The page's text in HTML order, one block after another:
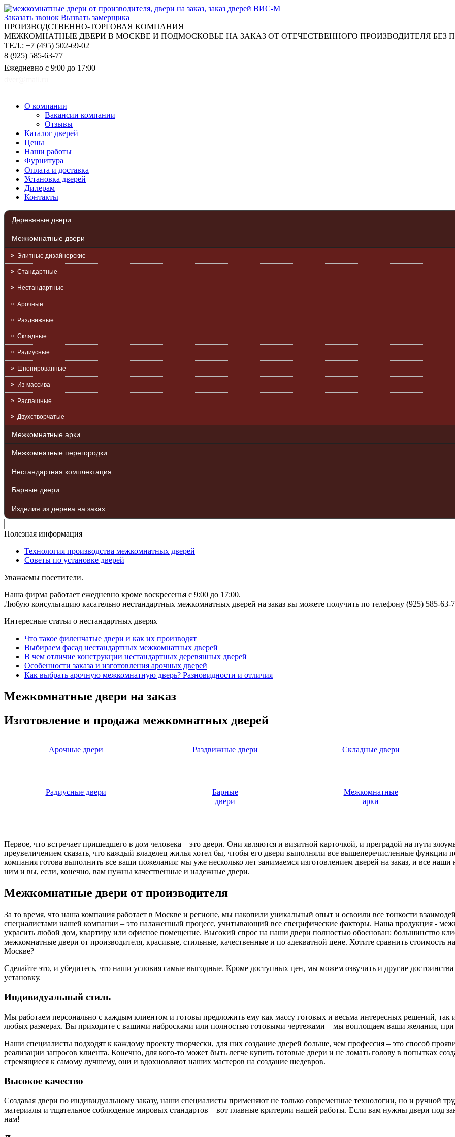
Заказать звонок Вызвать замерщика
ПРОИЗВОДСТВЕННО-ТОРГОВАЯ КОМПАНИЯ
МЕЖКОМНАТНЫЕ ДВЕРИ В МОСКВЕ И ПОДМОСКОВЬЕ НА ЗАКАЗ ОТ ОТЕЧЕСТВЕННОГО ПРОИЗВОДИТЕЛЯ БЕЗ
ТЕЛ.: +7 (495) 502-69-02
8 (925) 585-63-77
Ежедневно с 9:00 до 17:00
О компании
Вакансии компании
Отзывы
Каталог дверей
Цены
Наши работы
Фурнитура
Оплата и доставка
Установка дверей
Дилерам
Контакты
Деревяные двери
Межкомнатные двери
Элитные дизайнерские
Стандартные
Нестандартные
Арочные
Раздвижные
Складные
Радиусные
Шпонированные
Из массива
Распашные
Двухстворчатые
Межкомнатные арки
Межкомнатные перегородки
Нестандартная комплектация
Барные двери
Изделия из дерева на заказ
Полезная информация
Технология производства межкомнатных дверей
Советы по установке дверей
Уважаемы посетители.
Наша фирма работает ежедневно кроме воскресенья с 9:00 до 17:00.
Любую консультацию касательно нестандартных межкомнатных дверей на заказ вы можете получить по телефону (925) 585-63-
Интересные статьи о нестандартных дверях
Что такое филенчатые двери и как их производят
Выбираем фасад нестандартных межкомнатных дверей
В чем отличие конструкции нестандартных деревянных дверей
Особенности заказа и изготовления арочных дверей
Как выбрать арочную межкомнатную дверь? Разновидности и отличия
Межкомнатные двери на заказ
Изготовление и продажа межкомнатных дверей
Арочные двери Раздвижные двери Складные двери
Радиусные двери
Барные
двери
Межкомнатные
арки
Первое, что встречает пришедшего в дом человека – это двери. Они являются и визитной карточкой, и преградой на пути
преувеличением сказать, что каждый владелец жилья хотел бы, чтобы его двери выполняли все вышеперечисленные
компания готова выполнить все ваши пожелания: мы уже несколько лет занимаемся изготовлением дверей на заказ, и все
ним и вы, если, конечно, вам нужны качественные и надежные двери.
Межкомнатные двери от производителя
За то время, что наша компания работает в Москве и регионе, мы накопили уникальный опыт и освоили все тонкости
специалистами нашей компании – это налаженный процесс, учитывающий все специфические факторы. Наша продукция -
украсить любой дом, квартиру или офисное помещение. Высокий спрос на наши двери полностью обоснован: большинство
межкомнатные двери от производителя, красивые, стильные, качественные и по адекватной цене. Хотите сравнить
Москве?
Сделайте это, и убедитесь, что наши условия самые выгодные. Кроме доступных цен, мы можем озвучить и другие
установку.
Индивидуальный стиль
Мы работаем персонально с каждым клиентом и готовы предложить ему как массу готовых и весьма интересных решений, так
любых размерах. Вы приходите с вашими набросками или полностью готовыми чертежами – мы воплощаем ваши желания, при
Наши специалисты подходят к каждому проекту творчески, для них создание дверей больше, чем профессия – это способ
реализации запросов клиента. Конечно, для кого-то может быть легче купить готовые двери и не ломать голову в попытках
стремящиеся к самому лучшему, они и вдохновляют наших мастеров на создание шедевров.
Высокое качество
Создавая двери по индивидуальному заказу, наши специалисты применяют не только современные технологии, но и ручной
материалы и тщательное соблюдение мировых стандартов – вот главные критерии нашей работы. Если вам нужны двери под
нам!